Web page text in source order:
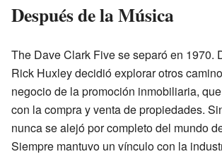
Después de la Música
The Dave Clark Five se separó en 1970.
Rick Huxley decidió explorar otros
negocio de la promoción inmobiliaria,
con la compra y venta de propiedades.
nunca se alejó por completo del mundo
Siempre mantuvo un vínculo con la